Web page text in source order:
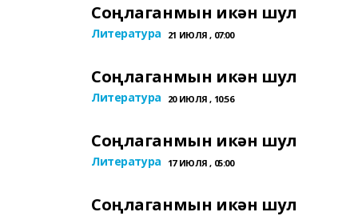
Соңлаганмын икән шул
Литература 21 ИЮЛЯ , 07:00
Соңлаганмын икән шул
Литература 20 ИЮЛЯ , 10:56
Соңлаганмын икән шул
Литература 17 ИЮЛЯ , 05:00
Соңлаганмын икән шул